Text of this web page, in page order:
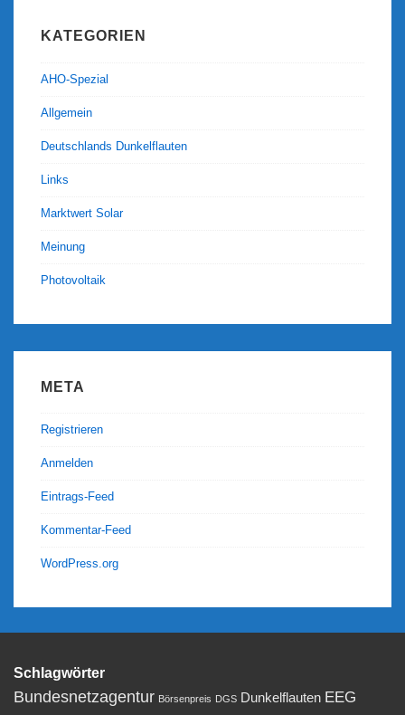
KATEGORIEN
AHO-Spezial
Allgemein
Deutschlands Dunkelflauten
Links
Marktwert Solar
Meinung
Photovoltaik
META
Registrieren
Anmelden
Eintrags-Feed
Kommentar-Feed
WordPress.org
Schlagwörter
Bundesnetzagentur Börsenpreis DGS Dunkelflauten EEG